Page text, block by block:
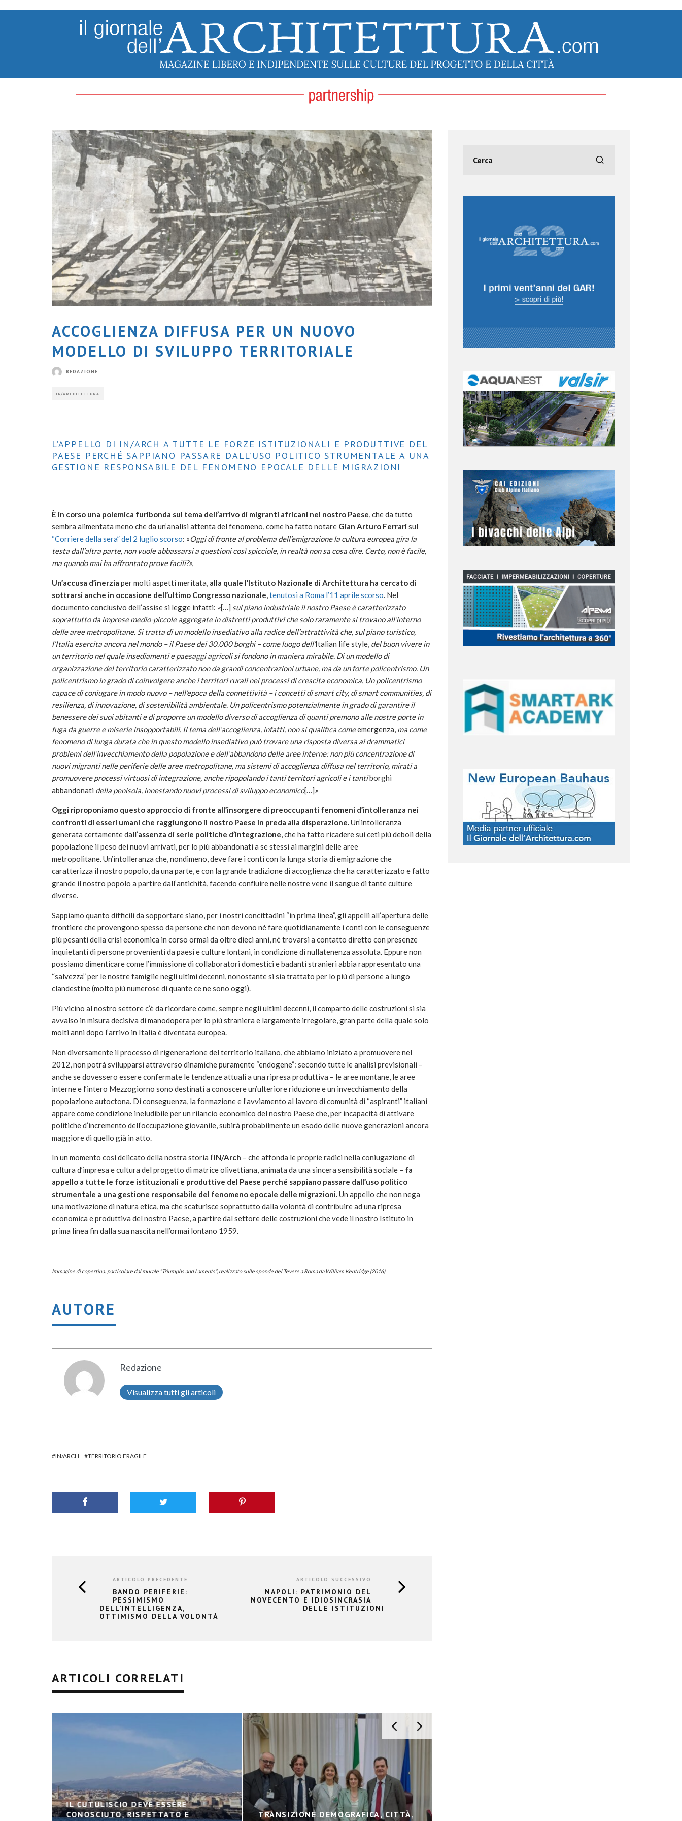
ACCOGLIENZA DIFFUSA PER UN NUOVO
MODELLO DI SVILUPPO TERRITORIALE
REDAZIONE
IN/ARCHITETTURA
L’APPELLO DI IN/ARCH A TUTTE LE FORZE ISTITUZIONALI E PRODUTTIVE DEL
PAESE PERCHÉ SAPPIANO PASSARE DALL’USO POLITICO STRUMENTALE A UNA
GESTIONE RESPONSABILE DEL FENOMENO EPOCALE DELLE MIGRAZIONI
È in corso una polemica furibonda sul tema dell’arrivo di migranti africani nel nostro Paese, che da tutto
sembra alimentata meno che da un’analisi attenta del fenomeno, come ha fatto notare Gian Arturo Ferrari sul
“Corriere della sera” del 2 luglio scorso: «Oggi di fronte al problema dell’emigrazione la cultura europea gira la
testa dall’altra parte, non vuole abbassarsi a questioni così spicciole, in realtà non sa cosa dire. Certo, non è facile,
ma quando mai ha affrontato prove facili?».
Un’accusa d’inerzia per molti aspetti meritata, alla quale l’Istituto Nazionale di Architettura ha cercato di
sottrarsi anche in occasione dell’ultimo Congresso nazionale,tenutosi a Roma l’11 aprile scorso. Nel
documento conclusivo dell’assise si legge infatti: «[…] sul piano industriale il nostro Paese è caratterizzato
soprattutto da imprese medio-piccole aggregate in distretti produttivi che solo raramente si trovano all’interno
delle aree metropolitane. Si tratta di un modello insediativo alla radice dell’attrattività che, sul piano turistico,
l’Italia esercita ancora nel mondo – il Paese dei 30.000 borghi – come luogo dell’Italian life style, del buon vivere in
un territorio nel quale insediamenti e paesaggi agricoli si fondono in maniera mirabile. Di un modello di
organizzazione del territorio caratterizzato non da grandi concentrazioni urbane, ma da un forte policentrismo. Un
policentrismo in grado di coinvolgere anche i territori rurali nei processi di crescita economica. Un policentrismo
capace di coniugare in modo nuovo – nell’epoca della connettività – i concetti di smart city, di smart communities, di
resilienza, di innovazione, di sostenibilità ambientale. Un policentrismo potenzialmente in grado di garantire il
benessere dei suoi abitanti e di proporre un modello diverso di accoglienza di quanti premono alle nostre porte in
fuga da guerre e miserie insopportabili. Il tema dell’accoglienza, infatti, non si qualifica comeemergenza, ma come
fenomeno di lunga durata che in questo modello insediativo può trovare una risposta diversa ai drammatici
problemi dell’invecchiamento della popolazione e dell’abbandono delle aree interne: non più concentrazione di
nuovi migranti nelle periferie delle aree metropolitane, ma sistemi di accoglienza diffusa nel territorio, mirati a
promuovere processi virtuosi di integrazione, anche ripopolando i tanti territori agricoli e i tantiborghi
abbandonati della penisola, innestando nuovi processi di sviluppo economico[…]»
Oggi riproponiamo questo approccio di fronte all’insorgere di preoccupanti fenomeni d’intolleranza nei
confronti di esseri umani che raggiungono il nostro Paese in preda alla disperazione.Un’intolleranza
generata certamente dall’assenza di serie politiche d’integrazione, che ha fatto ricadere sui ceti più deboli della
popolazione il peso dei nuovi arrivati, per lo più abbandonati a se stessi ai margini delle aree
metropolitane. Un’intolleranza che, nondimeno, deve fare i conti con la lunga storia di emigrazione che
caratterizza il nostro popolo, da una parte, e con la grande tradizione di accoglienza che ha caratterizzato e fatto
grande il nostro popolo a partire dall’antichità, facendo confluire nelle nostre vene il sangue di tante culture
diverse.
Sappiamo quanto difficili da sopportare siano, per i nostri concittadini “in prima linea”, gli appelli all’apertura delle
frontiere che provengono spesso da persone che non devono né fare quotidianamente i conti con le conseguenze
più pesanti della crisi economica in corso ormai da oltre dieci anni, né trovarsi a contatto diretto con presenze
inquietanti di persone provenienti da paesi e culture lontani, in condizione di nullatenenza assoluta. Eppure non
possiamo dimenticare come l’immissione di collaboratori domestici e badanti stranieri abbia rappresentato una
“salvezza” per le nostre famiglie negli ultimi decenni, nonostante si sia trattato per lo più di persone a lungo
clandestine (molto più numerose di quante ce ne sono oggi).
Più vicino al nostro settore c’è da ricordare come, sempre negli ultimi decenni, il comparto delle costruzioni si sia
avvalso in misura decisiva di manodopera per lo più straniera e largamente irregolare, gran parte della quale solo
molti anni dopo l’arrivo in Italia è diventata europea.
Non diversamente il processo di rigenerazione del territorio italiano, che abbiamo iniziato a promuovere nel
2012, non potrà svilupparsi attraverso dinamiche puramente “endogene”: secondo tutte le analisi previsionali –
anche se dovessero essere confermate le tendenze attuali a una ripresa produttiva – le aree montane, le aree
interne e l’intero Mezzogiorno sono destinati a conoscere un’ulteriore riduzione e un invecchiamento della
popolazione autoctona. Di conseguenza, la formazione e l’avviamento al lavoro di comunità di “aspiranti” italiani
appare come condizione ineludibile per un rilancio economico del nostro Paese che, per incapacità di attivare
politiche d’incremento dell’occupazione giovanile, subirà probabilmente un esodo delle nuove generazioni ancora
maggiore di quello già in atto.
In un momento così delicato della nostra storia l’IN/Arch – che affonda le proprie radici nella coniugazione di
cultura d’impresa e cultura del progetto di matrice olivettiana, animata da una sincera sensibilità sociale – fa
appello a tutte le forze istituzionali e produttive del Paese perché sappiano passare dall’uso politico
strumentale a una gestione responsabile del fenomeno epocale delle migrazioni.Un appello che non nega
una motivazione di natura etica, ma che scaturisce soprattutto dalla volontà di contribuire ad una ripresa
economica e produttiva del nostro Paese, a partire dal settore delle costruzioni che vede il nostro Istituto in
prima linea fin dalla sua nascita nell’ormai lontano 1959.
Immagine di copertina: particolare dal murale “Triumphs and Laments”, realizzato sulle sponde del Tevere a Roma da William Kentridge (2016)
AUTORE
Redazione
Visualizza tutti gli articoli
IN/ARCH TERRITORIO FRAGILE
ARTICOLO PRECEDENTE
BANDO PERIFERIE:
PESSIMISMO
DELL’INTELLIGENZA,
OTTIMISMO DELLA VOLONTÀ
ARTICOLO SUCCESSIVO
NAPOLI: PATRIMONIO DEL
NOVECENTO E IDIOSINCRASIA
DELLE ISTITUZIONI
ARTICOLI CORRELATI
IL CUTULISCIO DEVE ESSERE
CONOSCIUTO, RISPETTATO E
TRANSIZIONE DEMOGRAFICA, CITTÀ,